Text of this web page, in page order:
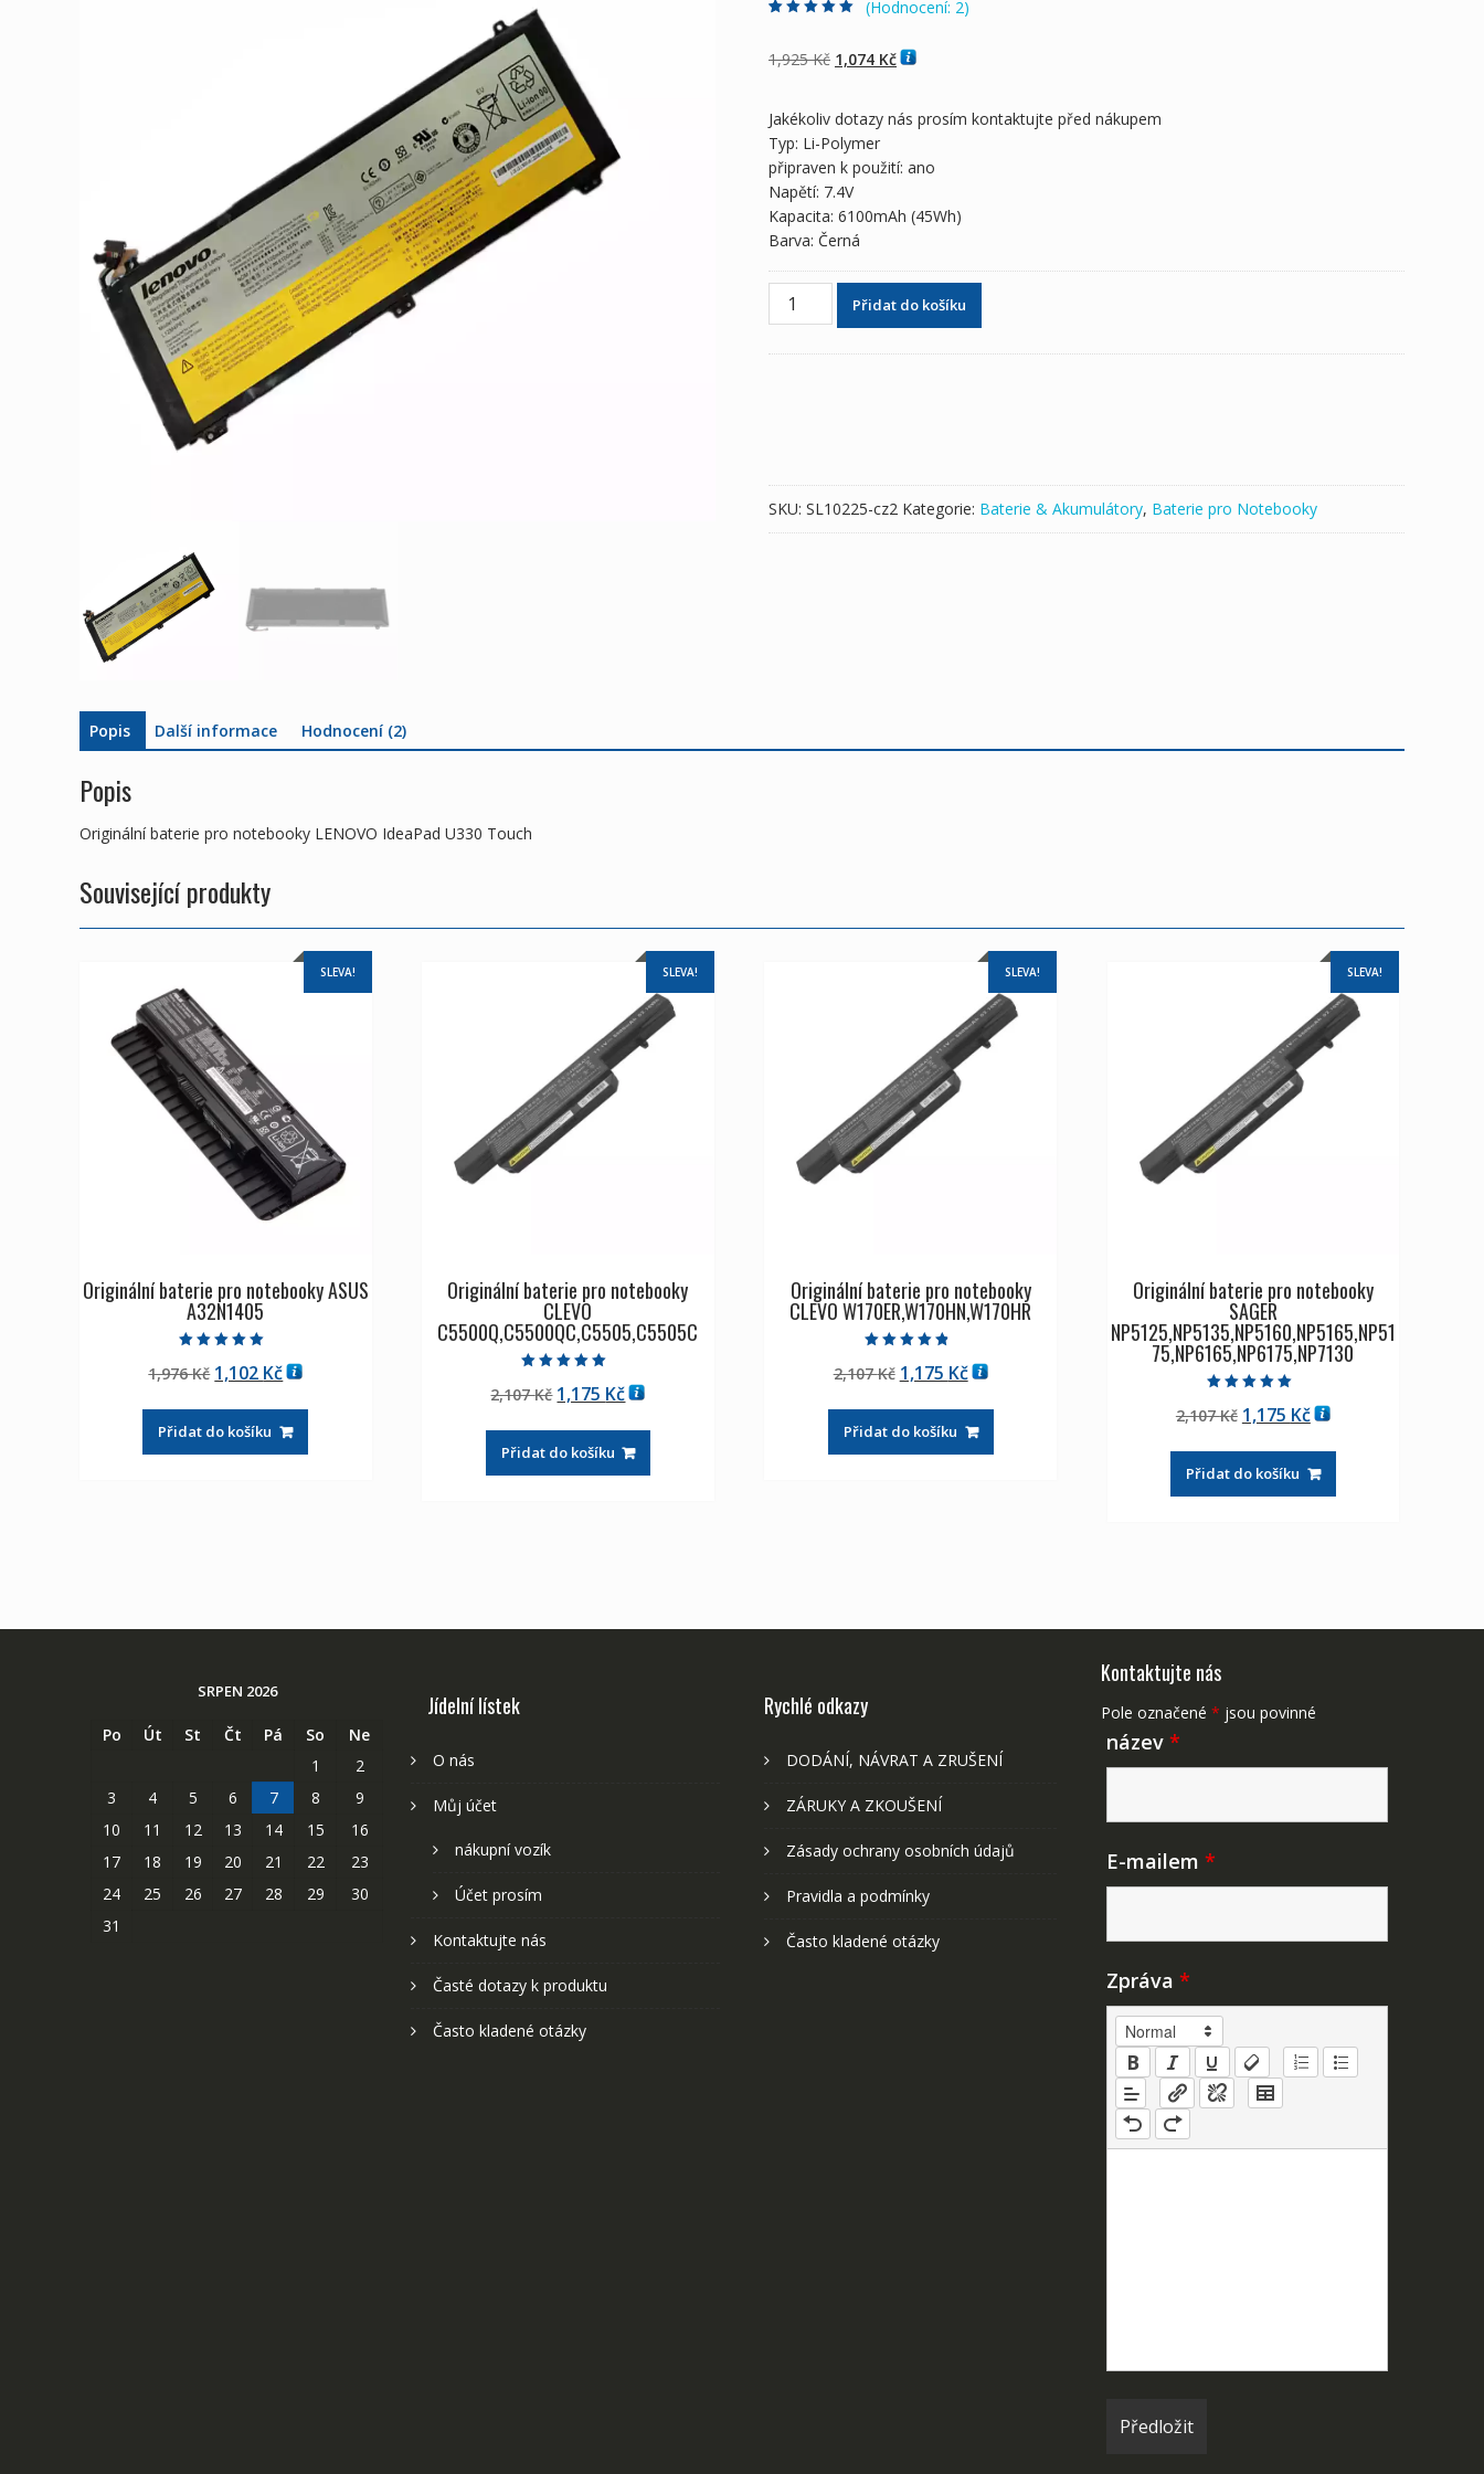
hodnocení
zákazníků
(Hodnocení: 2)
1,925Kč Původní
1,925 Kč
1,074 KčAktuální
1,074 Kč
Jakékoliv dotazy nás prosím kontaktujte před nákupem
Typ: Li-Polymer
připraven k použití: ano
Napětí: 7.4V
Kapacita: 6100mAh (45Wh)
Barva: Černá
Originální
baterie
množství
Přidat do košíku
SKU: SL10225-cz2 Kategorie: Baterie & Akumulátory, Baterie pro Notebooky
Popis Další informace Hodnocení (2)
Popis
Originální baterie pro notebooky LENOVO IdeaPad U330 Touch
Související produkty
SLEVA!
Originální baterie pro notebooky ASUS
A32N1405
5.00
z 5
1,976Kč Původní
byla:
1,976 Kč
1,102 KčAktuální
je:
1,102 Kč
Přidat do košíku
SLEVA!
Originální baterie pro notebooky
CLEVO
C5500Q,C5500QC,C5505,C5505C
5.00
z 5
2,107Kč Původní
byla:
2,107 Kč
1,175 KčAktuální
je:
1,175 Kč
Přidat do košíku
SLEVA!
Originální baterie pro notebooky
CLEVO W170ER,W170HN,W170HR
4.50
z 5
2,107Kč Původní
byla:
2,107 Kč
1,175 KčAktuální
je:
1,175 Kč
Přidat do košíku
SLEVA!
Originální baterie pro notebooky
SAGER
NP5125,NP5135,NP5160,NP5165,NP51
75,NP6165,NP6175,NP7130
5.00
z 5
2,107Kč Původní
byla:
2,107 Kč
1,175 KčAktuální
je:
1,175 Kč
Přidat do košíku
SRPEN 2026
Po Út St Čt Pá So
Ne
1
2
3
4 5 6 7 8
9
10
11 12 13 14 15
16
17
18 19 20 21 22
23
24
25 26 27 28 29
30
31
Jídelní lístek
O nás
Můj účet
nákupní vozík
Účet prosím
Kontaktujte nás
Časté dotazy k produktu
Často kladené otázky
Rychlé odkazy
DODÁNÍ, NÁVRAT A ZRUŠENÍ
ZÁRUKY A ZKOUŠENÍ
Zásady ochrany osobních údajů
Pravidla a podmínky
Často kladené otázky
Kontaktujte nás
Pole označené * jsou povinné
název *
E-mailem *
Zpráva *